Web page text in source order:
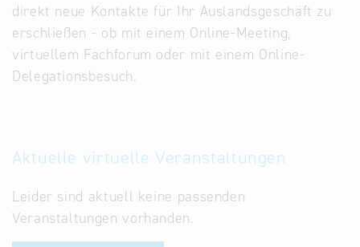
direkt neue Kontakte für Ihr Auslandsgeschäft zu
erschließen - ob mit einem Online-Meeting,
virtuellem Fachforum oder mit einem Online-
Delegationsbesuch.
Aktuelle virtuelle Veranstaltungen
Leider sind aktuell keine passenden
Veranstaltungen vorhanden.